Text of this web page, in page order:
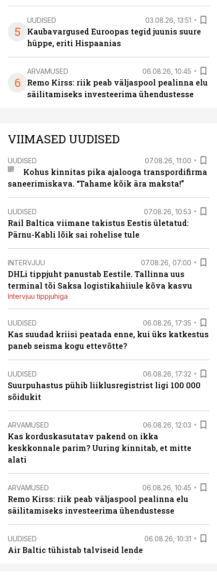
5
UUDISED 03.08.26, 13:51
Kaubavargused Euroopas tegid juunis suure
hüppe, eriti Hispaanias
6
ARVAMUSED 06.08.26, 10:45
Remo Kirss: riik peab väljaspool pealinna elu
säilitamiseks investeerima ühendustesse
VIIMASED UUDISED
UUDISED 07.08.26, 11:00
Kohus kinnitas pika ajalooga transpordifirma
saneerimiskava. “Tahame kõik ära maksta!”
UUDISED 07.08.26, 10:53
Rail Baltica viimane takistus Eestis ületatud:
Pärnu-Kabli lõik sai rohelise tule
INTERVJUU 07.08.26, 07:00
DHLi tippjuht panustab Eestile. Tallinna uus
terminal tõi Saksa logistikahiiule kõva kasvu
Intervjuu tippjuhiga
UUDISED 06.08.26, 17:35
Kas suudad kriisi peatada enne, kui üks katkestus
paneb seisma kogu ettevõtte?
UUDISED 06.08.26, 17:32
Suurpuhastus pühib liiklusregistrist ligi 100 000
sõidukit
ARVAMUSED 06.08.26, 12:03
Kas korduskasutatav pakend on ikka
keskkonnale parim? Uuring kinnitab, et mitte
alati
ARVAMUSED 06.08.26, 10:45
Remo Kirss: riik peab väljaspool pealinna elu
säilitamiseks investeerima ühendustesse
UUDISED 06.08.26, 10:31
Air Baltic tühistab talviseid lende